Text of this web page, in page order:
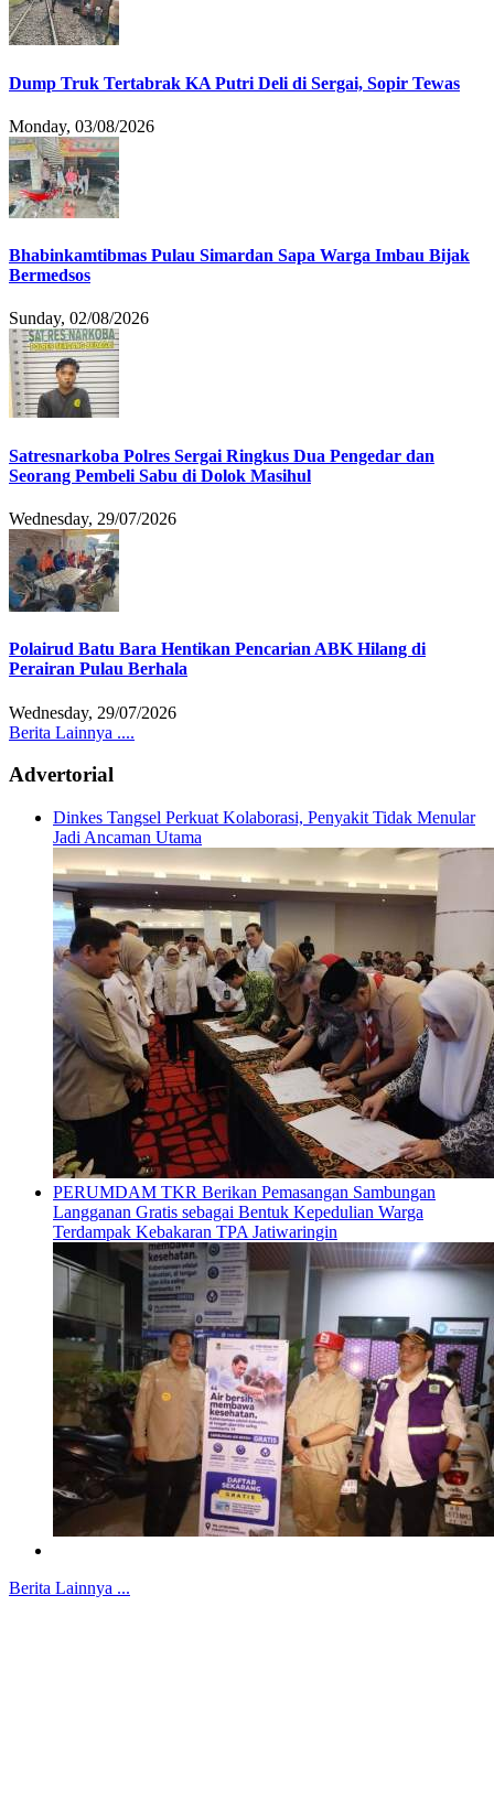
Dump Truk Tertabrak KA Putri Deli di Sergai, Sopir Tewas
Monday, 03/08/2026
Bhabinkamtibmas Pulau Simardan Sapa Warga Imbau Bijak
Bermedsos
Sunday, 02/08/2026
Satresnarkoba Polres Sergai Ringkus Dua Pengedar dan
Seorang Pembeli Sabu di Dolok Masihul
Wednesday, 29/07/2026
Polairud Batu Bara Hentikan Pencarian ABK Hilang di
Perairan Pulau Berhala
Wednesday, 29/07/2026
Berita Lainnya ....
Advertorial
Dinkes Tangsel Perkuat Kolaborasi, Penyakit Tidak Menular
Jadi Ancaman Utama
PERUMDAM TKR Berikan Pemasangan Sambungan
Langganan Gratis sebagai Bentuk Kepedulian Warga
Terdampak Kebakaran TPA Jatiwaringin
Berita Lainnya ...